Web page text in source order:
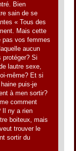
Bien
sain de se
« Tous des
Mais cette
pas vos femmes
aucun
protéger? Si
lautre sexe,
même? Et si
puis-je
à men sortir?
comment
ny a rien
boiteux, mais
trouver le
sortir du